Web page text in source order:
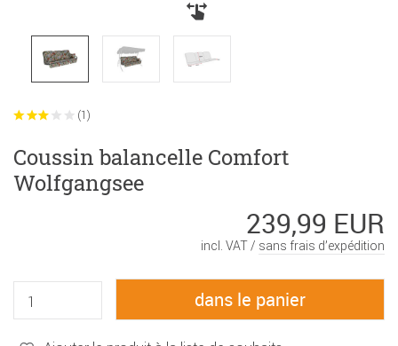
(1)
Coussin balancelle Comfort
Wolfgangsee
239,99 EUR
incl. VAT / sans frais d’expédition